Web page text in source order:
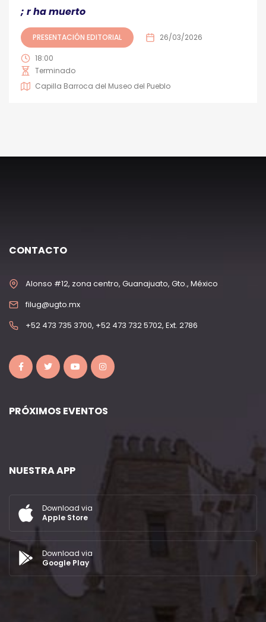
; r ha muerto
PRESENTACIÓN EDITORIAL 26/03/2026
18:00
Terminado
Capilla Barroca del Museo del Pueblo
CONTACTO
Alonso #12, zona centro, Guanajuato, Gto., México
filug@ugto.mx
+52 473 735 3700, +52 473 732 5702, Ext. 2786
PRÓXIMOS EVENTOS
NUESTRA APP
Download via
Apple Store
Download via
Google Play